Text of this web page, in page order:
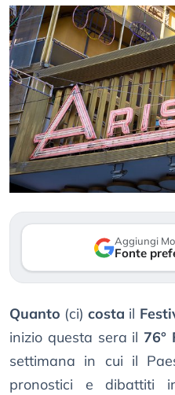
Aggiungi
Fonte
Quanto (ci)costa il
inizio questa sera il 76°
settimana in cui il
pronostici e dibattiti